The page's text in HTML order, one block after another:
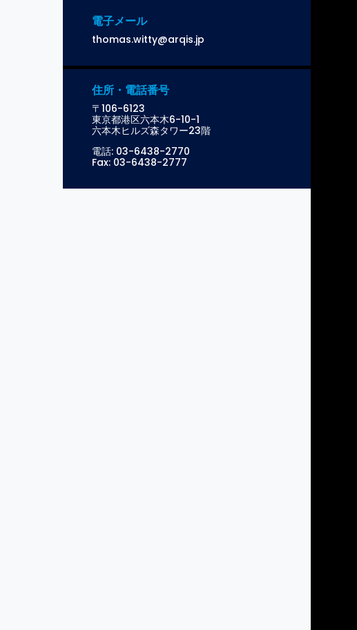
電子メール
thomas.witty@arqis.jp
住所・電話番号
〒106-6123
東京都港区六本木6-10-1
六本木ヒルズ森タワー23階
電話: 03-6438-2770
Fax: 03-6438-2777